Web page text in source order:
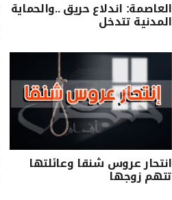
العاصمة: اندلاع حريق ..والحماية
المدنية تتدخل
انتحار عروس شنقا وعائلتها
تتهم زوجها